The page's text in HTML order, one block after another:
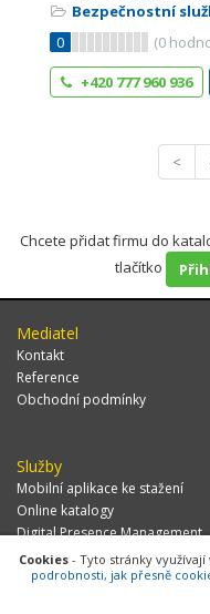
Bezpečnostní
0
(0
+420 777 960 936
<
Chcete přidat firmu do
tlačítko
Mediatel
Kontakt
Reference
Obchodní podmínky
Služby
Mobilní aplikace ke stažení
Online katalogy
Digital Presence Management
Více zákazníků
Cookies - Tyto stránky
podrobnosti, jak přesně